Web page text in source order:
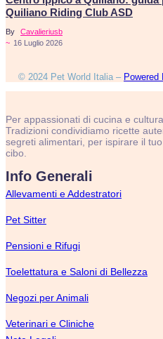
Quiliano Riding Club ASD
By
Cavalieriusb
~ 16 Luglio 2026
© 2024 Pet World Italia –
Per appassionati di cucina e
Tradizioni condividiamo ricette
segreti alimentari, per ispirare il
cibo.
Info Generali
Allevamenti e Addestratori
Pet Sitter
Pensioni e Rifugi
Toelettatura e Saloni di Bellezza
Negozi per Animali
Veterinari e Cliniche